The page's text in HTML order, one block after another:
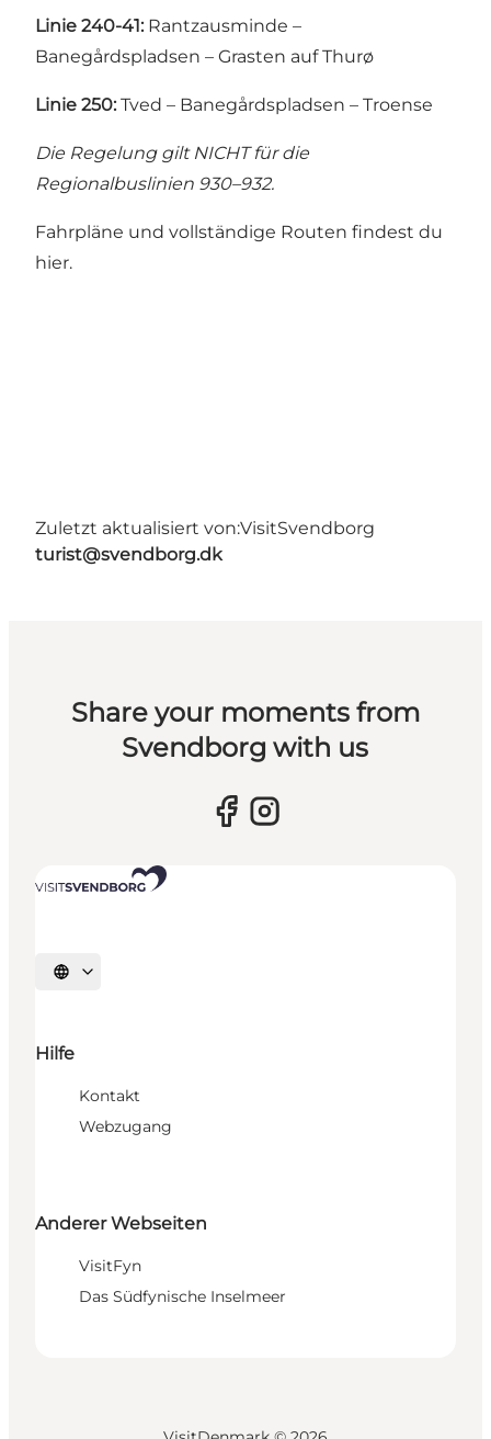
Linie 240-41: Rantzausminde –
Banegårdspladsen – Grasten auf Thurø
Linie 250: Tved – Banegårdspladsen – Troense
Die Regelung gilt NICHT für die
Regionalbuslinien 930–932.
Fahrpläne und vollständige Routen findest du
hier.
Zuletzt aktualisiert von:VisitSvendborg
turist@svendborg.dk
Share your moments from
Svendborg with us
Sprache auswählen
Hilfe
Kontakt
Webzugang
Anderer Webseiten
VisitFyn
Das Südfynische Inselmeer